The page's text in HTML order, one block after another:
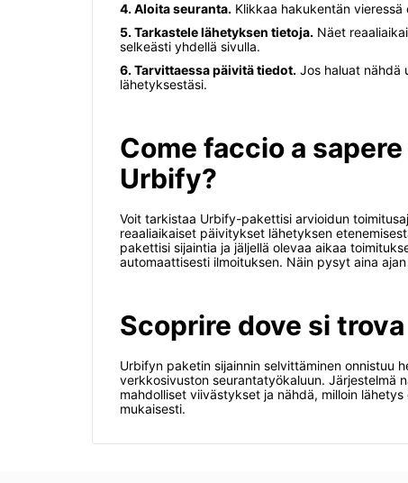
4. Aloita seuranta. Klikkaa hakukentän vieressä
5. Tarkastele lähetyksen tietoja. Näet
selkeästi yhdellä sivulla.
6. Tarvittaessa päivitä tiedot. Jos haluat nähdä
lähetyksestäsi.
Come faccio a
Urbify?
Voit tarkistaa Urbify-pakettisi arvioidun
reaaliaikaiset päivitykset lähetyksen
pakettisi sijaintia ja jäljellä olevaa aikaa
automaattisesti ilmoituksen. Näin pysyt aina
Scoprire dove si
Urbifyn paketin sijainnin selvittäminen onnistuu
verkkosivuston seurantatyökaluun. Järjestelmä
mahdolliset viivästykset ja nähdä, milloin
mukaisesti.